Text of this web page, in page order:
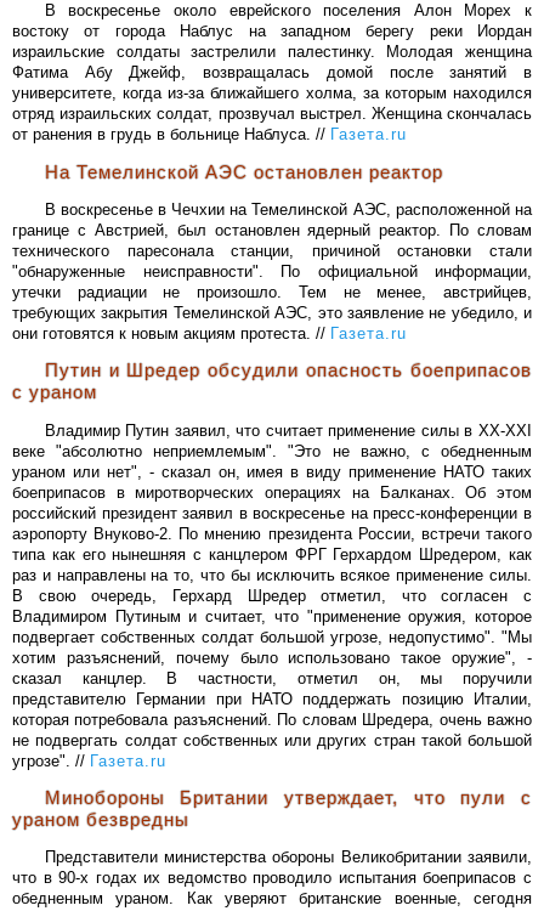
В воскресенье около еврейского поселения Алон Морех к
востоку от города Наблус на западном берегу реки Иордан
израильские солдаты застрелили палестинку. Молодая женщина
Фатима Абу Джейф, возвращалась домой после занятий в
университете, когда из-за ближайшего холма, за которым находился
отряд израильских солдат, прозвучал выстрел. Женщина скончалась
от ранения в грудь в больнице Наблуса. // Газета.ru
На Темелинской АЭС остановлен реактор
В воскресенье в Чечхии на Темелинской АЭС, расположенной на
границе с Австрией, был остановлен ядерный реактор. По словам
технического паресонала станции, причиной остановки стали
"обнаруженные неисправности". По официальной информации,
утечки радиации не произошло. Тем не менее, австрийцев,
требующих закрытия Темелинской АЭС, это заявление не убедило, и
они готовятся к новым акциям протеста. // Газета.ru
Путин и Шредер обсудили опасность боеприпасов
с ураном
Владимир Путин заявил, что считает применение силы в ХХ-ХХI
веке "абсолютно неприемлемым". "Это не важно, с обедненным
ураном или нет", - сказал он, имея в виду применение НАТО таких
боеприпасов в миротворческих операциях на Балканах. Об этом
российский президент заявил в воскресенье на пресс-конференции в
аэропорту Внуково-2. По мнению президента России, встречи такого
типа как его нынешняя с канцлером ФРГ Герхардом Шредером, как
раз и направлены на то, что бы исключить всякое применение силы.
В свою очередь, Герхард Шредер отметил, что согласен с
Владимиром Путиным и считает, что "применение оружия, которое
подвергает собственных солдат большой угрозе, недопустимо". "Мы
хотим разъяснений, почему было использовано такое оружие", -
сказал канцлер. В частности, отметил он, мы поручили
представителю Германии при НАТО поддержать позицию Италии,
которая потребовала разъяснений. По словам Шредера, очень важно
не подвергать солдат собственных или других стран такой большой
угрозе". // Газета.ru
Минобороны Британии утверждает, что пули с
ураном безвредны
Представители министерства обороны Великобритании заявили,
что в 90-х годах их ведомство проводило испытания боеприпасов с
обедненным ураном. Как уверяют британские военные, сегодня